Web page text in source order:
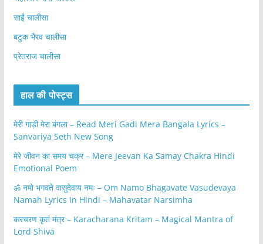
साईं चालीसा
बटुक भैरव चालीसा
प्रेतराज चालीसा
हाल की पोस्ट्स
मेरी गाड़ी मेरा बंगला – Read Meri Gadi Mera Bangala Lyrics –
Sanvariya Seth New Song
मेरे जीवन का समय चक्र – Mere Jeevan Ka Samay Chakra Hindi
Emotional Poem
ॐ नमो भगवते वासुदेवाय नमः – Om Namo Bhagavate Vasudevaya
Namah Lyrics In Hindi – Mahavatar Narsimha
करचरण कृतं मंत्र – Karacharana Kritam – Magical Mantra of
Lord Shiva